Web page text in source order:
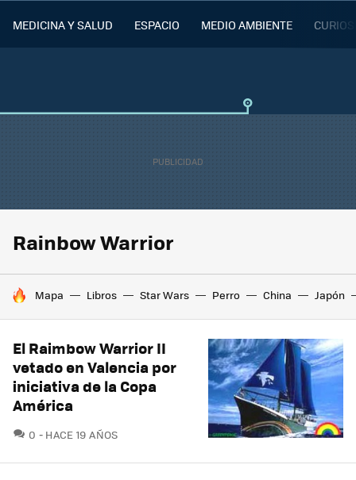
MEDICINA Y SALUD ESPACIO MEDIO AMBIENTE
Rainbow Warrior
HOY SE HABLA DE
Mapa Libros Star Wars Perro China Japón
El Raimbow Warrior II
vetado en Valencia por
iniciativa de la Copa
América
0 COMENTARIOS
HACE 19 AÑOS